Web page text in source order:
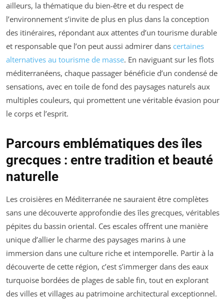
ailleurs, la thématique du bien-être et du respect de
l’environnement s’invite de plus en plus dans la conception
des itinéraires, répondant aux attentes d’un tourisme durable
et responsable que l’on peut aussi admirer dans certaines
alternatives au tourisme de masse. En naviguant sur les flots
méditerranéens, chaque passager bénéficie d’un condensé de
sensations, avec en toile de fond des paysages naturels aux
multiples couleurs, qui promettent une véritable évasion pour
le corps et l’esprit.
Parcours emblématiques des îles
grecques : entre tradition et beauté
naturelle
Les croisières en Méditerranée ne sauraient être complètes
sans une découverte approfondie des îles grecques, véritables
pépites du bassin oriental. Ces escales offrent une manière
unique d’allier le charme des paysages marins à une
immersion dans une culture riche et intemporelle. Partir à la
découverte de cette région, c’est s’immerger dans des eaux
turquoise bordées de plages de sable fin, tout en explorant
des villes et villages au patrimoine architectural exceptionnel.